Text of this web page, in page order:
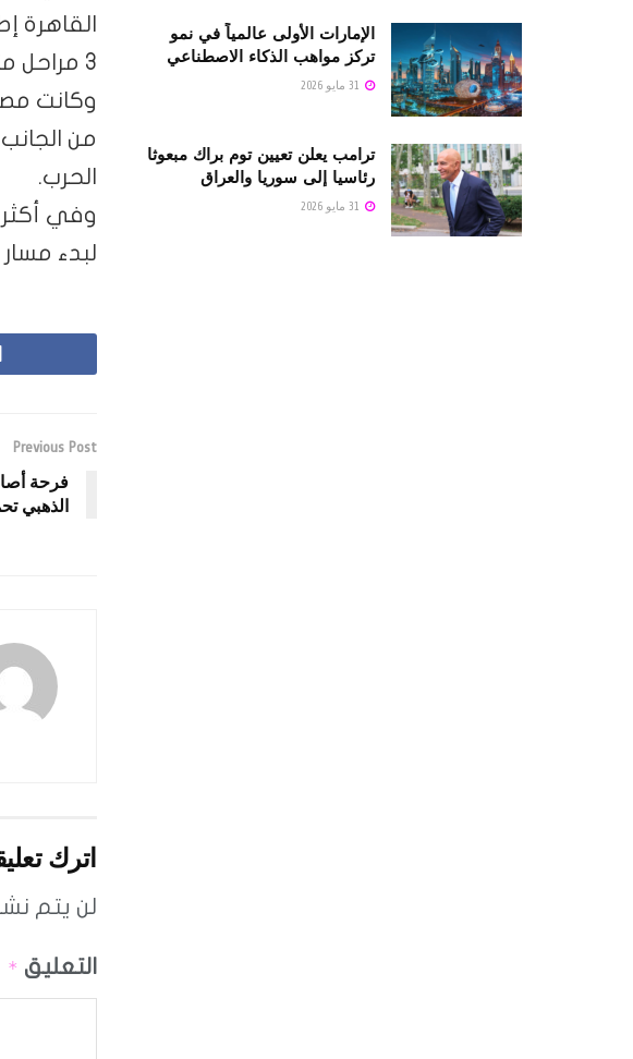
القاهرة
3 مراحل متتالية ومرتبطة معا، تنتهي بوقف إطلاق النار.
وكانت
من
الحرب.
وفي
لبدء
Previous Post
فرحة
الذهبي
اترك
لن يتم
التعليق *
الإمارات الأولى عالمياً في نمو
تركز مواهب الذكاء الاصطناعي
ترامب يعلن تعيين توم براك مبعوثا
رئاسيا إلى سوريا والعراق